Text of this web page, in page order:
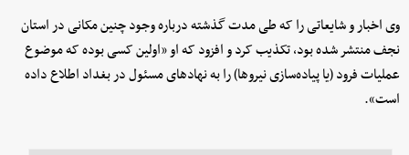
وی اخبار و شایعاتی را که طی مدت گذشته درباره وجود چنین مکانی در استان
نجف منتشر شده بود، تکذیب کرد و افزود که او «اولین کسی بوده که موضوع
عملیات فرود (یا پیاده‌سازی نیروها) را به نهادهای مسئول در بغداد اطلاع داده
است».